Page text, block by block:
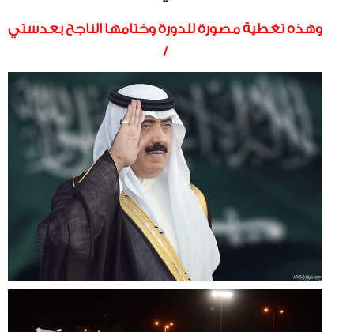
وهذه تغطية مصورة للدورة وختامها الناجح بعدستي
/